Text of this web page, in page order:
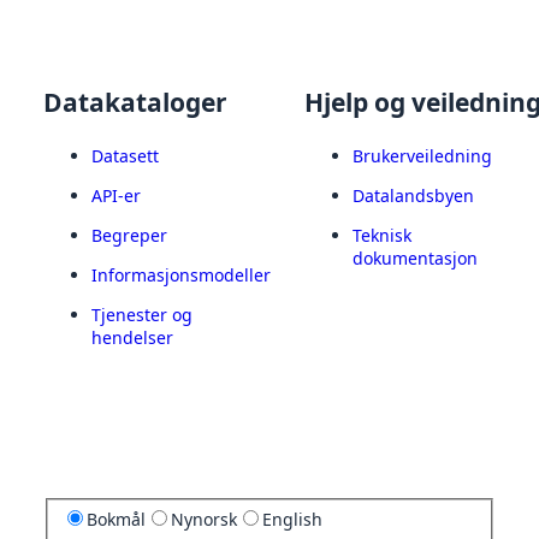
Datakataloger
Datasett
API-er
Begreper
Informasjonsmodeller
Tjenester og
hendelser
Hjelp og
Brukerveiledning
Datalandsbyen
Teknisk
dokumentasjon
Bokmål Nynorsk English